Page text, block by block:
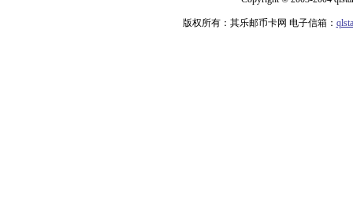
版权所有：其乐邮币卡网 电子信箱：